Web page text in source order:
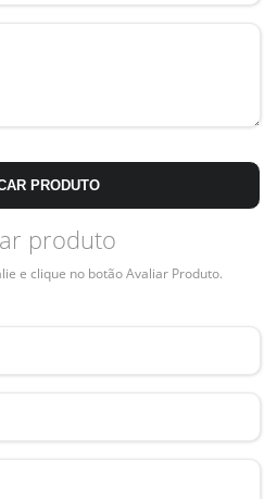
PRODUTO
produto
e clique no botão Avaliar Produto.